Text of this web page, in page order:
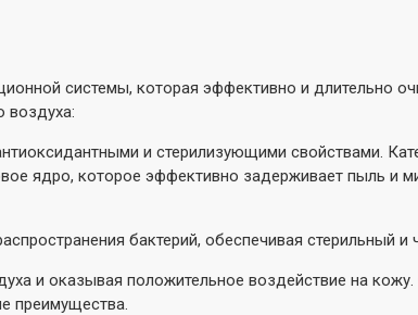
системы, которая эффективно и длительно
воздуха:
и стерилизующими свойствами.
ядро, которое эффективно задерживает пыль и
бактерий, обеспечивая стерильный и
и оказывая положительное воздействие на
преимущества.